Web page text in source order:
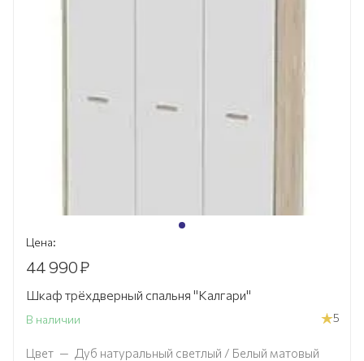
Цена:
44 990₽
Шкаф трёхдверный спальня "Калгари"
В наличии 5
Цвет — Дуб натуральный светлый / Белый матовый